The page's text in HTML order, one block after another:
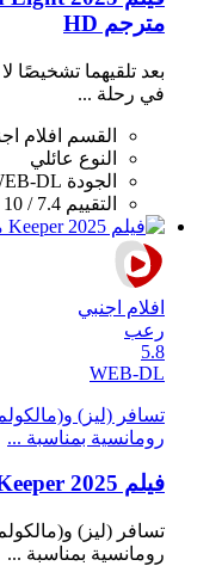
مترجم HD
بعد تلقيهما تشخيصًا
في رحلة ...
القسم
افلام
النوع عائلي
الجودة DL
التقييم 7.4 / 10
افلام اجنبي
رعب
5.8
WEB-DL
تسافر (ليز)
رومانسية بمناسبة ...
فيلم Keeper 2025 مترجم HD
تسافر (ليز)
رومانسية بمناسبة ...